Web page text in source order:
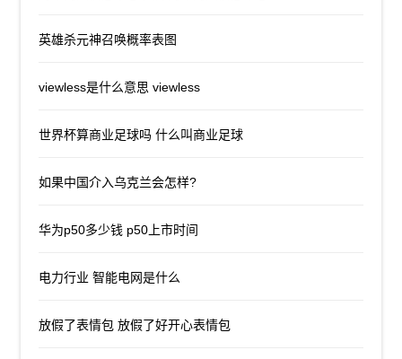
英雄杀元神召唤概率表图
viewless是什么意思 viewless
世界杯算商业足球吗 什么叫商业足球
如果中国介入乌克兰会怎样?
华为p50多少钱 p50上市时间
电力行业 智能电网是什么
放假了表情包 放假了好开心表情包